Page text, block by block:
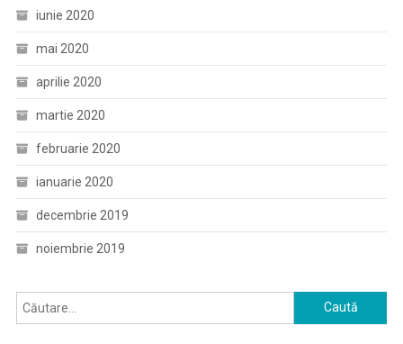
iunie 2020
mai 2020
aprilie 2020
martie 2020
februarie 2020
ianuarie 2020
decembrie 2019
noiembrie 2019
Caută
după: